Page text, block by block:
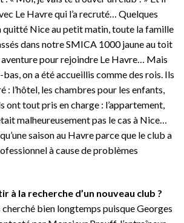
Le Havre qui l’a recruté… Quelques
quitté Nice au petit matin, toute la famille
dans notre SMICA 1000 jaune au toit
aventure pour rejoindre Le Havre… Mais
on a été accueillis comme des rois. Ils
: l’hôtel, les chambres pour les enfants,
ont tout pris en charge : l’appartement,
malheureusement pas le cas à Nice…
saison au Havre parce que le club a
à cause de problèmes
à la recherche d’un nouveau club ?
cherché bien longtemps puisque Georges